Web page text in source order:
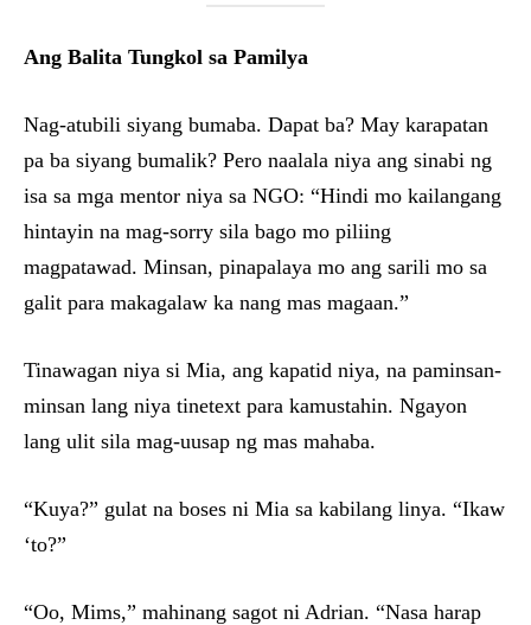
Ang Balita Tungkol sa Pamilya
Nag-atubili siyang bumaba. Dapat ba? May karapatan
pa ba siyang bumalik? Pero naalala niya ang sinabi ng
isa sa mga mentor niya sa NGO: “Hindi mo kailangang
hintayin na mag-sorry sila bago mo piliing
magpatawad. Minsan, pinapalaya mo ang sarili mo sa
galit para makagalaw ka nang mas magaan.”
Tinawagan niya si Mia, ang kapatid niya, na paminsan-
minsan lang niya tinetext para kamustahin. Ngayon
lang ulit sila mag-uusap ng mas mahaba.
“Kuya?” gulat na boses ni Mia sa kabilang linya. “Ikaw
‘to?”
“Oo, Mims,” mahinang sagot ni Adrian. “Nasa harap